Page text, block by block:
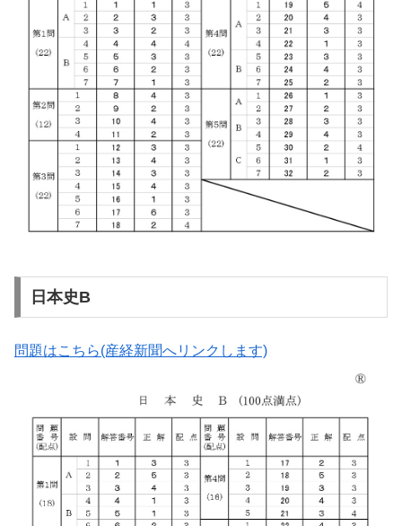
日本史B
問題はこちら(産経新聞へリンクします)